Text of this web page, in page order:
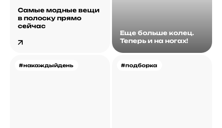
Самые модные вещи
в полоску прямо
сейчас
Еще больше колец.
Теперь и на ногах!
#накаждыйдень #подборка